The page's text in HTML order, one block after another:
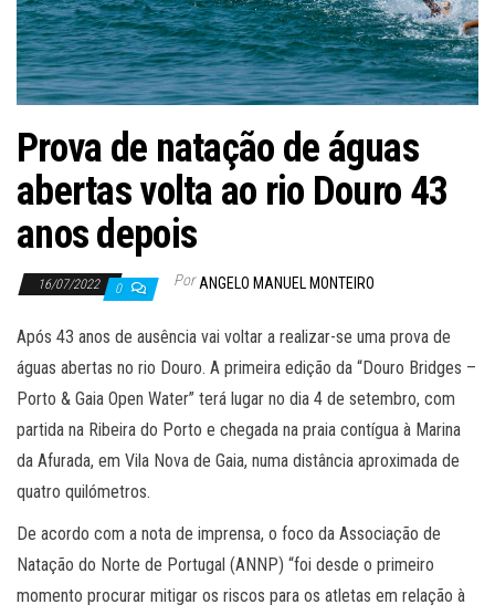
Prova de natação de águas
abertas volta ao rio Douro 43
anos depois
16/07/2022 0 Por ANGELO MANUEL MONTEIRO
Após 43 anos de ausência vai voltar a realizar-se uma prova de
águas abertas no rio Douro. A primeira edição da “Douro Bridges –
Porto & Gaia Open Water” terá lugar no dia 4 de setembro, com
partida na Ribeira do Porto e chegada na praia contígua à Marina
da Afurada, em Vila Nova de Gaia, numa distância aproximada de
quatro quilómetros.
De acordo com a nota de imprensa, o foco da Associação de
Natação do Norte de Portugal (ANNP) “foi desde o primeiro
momento procurar mitigar os riscos para os atletas em relação à